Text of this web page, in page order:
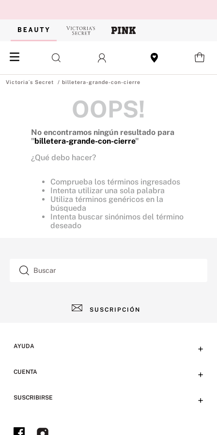
billetera-grande-con-cierre
OOPS!
No encontramos ningún resultado para
"billetera-grande-con-cierre"
¿Qué debo hacer?
Comprueba los términos ingresados
Intenta utilizar una sola palabra
Utiliza términos genéricos en la
búsqueda
Intenta buscar sinónimos del término
deseado
Buscar
SUSCRIPCIÓN
AYUDA +
Preguntas frecuentes
CUENTA +
SUSCRIBIRSE +